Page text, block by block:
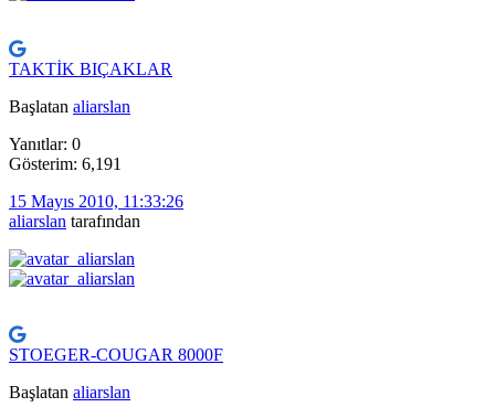
TAKTİK BIÇAKLAR
Başlatan aliarslan
Yanıtlar: 0
Gösterim: 6,191
15 Mayıs 2010, 11:33:26
aliarslan tarafından
STOEGER-COUGAR 8000F
Başlatan aliarslan